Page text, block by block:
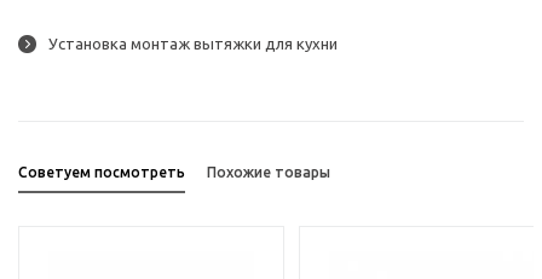
Установка монтаж вытяжки для кухни
Советуем посмотреть Похожие товары